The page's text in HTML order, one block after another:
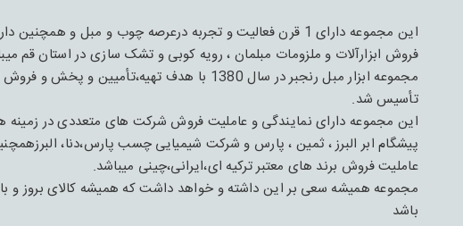
فروش ابزارآلات و ملزومات مبلمان ، رویه کوبی و تشک سازی در استان قم
مجموعه ابزار مبل رنجبر در سال 1380 با هدف
تأسیس شد.
این مجموعه دارای نمایندگی و عاملیت فروش شرکت های متعددی در
پیشگام ابر البرز ، ثمین ، پارس و شرکت شیمیایی چسب پارس،دنا،
عاملیت فروش برند های معتبر ترکیه ای،ایرانی،چینی میباشد.
مجموعه همیشه سعی بر این داشته و خواهد داشت که همیشه کالای بروز و
باشد